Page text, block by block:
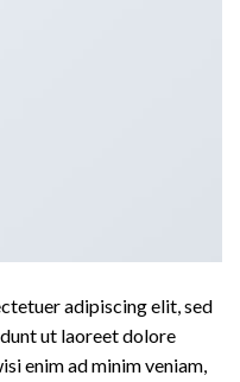
adipiscing elit, sed
ut laoreet dolore
enim ad minim veniam,